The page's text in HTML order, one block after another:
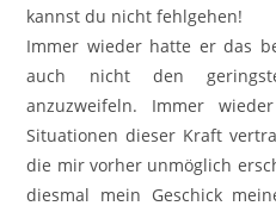
kannst du nicht fehlgehen!
Immer wieder hatte er das
auch nicht den
anzuzweifeln. Immer
Situationen dieser Kraft
die mir vorher unmöglich
diesmal mein Geschick